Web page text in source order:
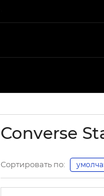
Converse
Сортировать по: